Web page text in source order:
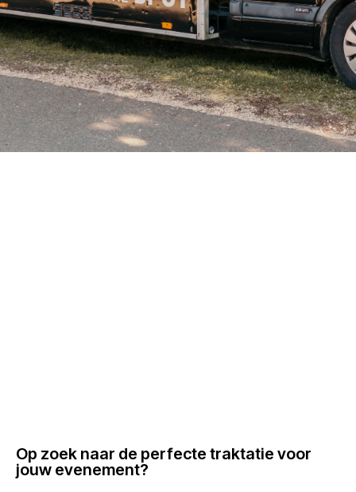
Op zoek naar de perfecte traktatie voor
jouw evenement?